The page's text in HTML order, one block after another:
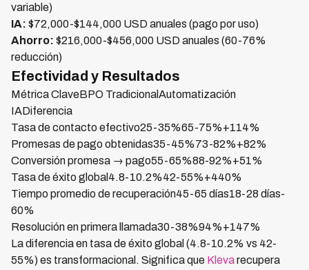
variable)
IA: $72,000-$144,000 USD anuales (pago por uso)
Ahorro: $216,000-$456,000 USD anuales (60-76%
reducción)
Efectividad y Resultados
Métrica ClaveBPO TradicionalAutomatización
IADiferencia
Tasa de contacto efectivo25-35%65-75%+114%
Promesas de pago obtenidas35-45%73-82%+82%
Conversión promesa → pago55-65%88-92%+51%
Tasa de éxito global4.8-10.2%42-55%+440%
Tiempo promedio de recuperación45-65 días18-28 días-
60%
Resolución en primera llamada30-38%94%+147%
La diferencia en tasa de éxito global (4.8-10.2% vs 42-
55%) es transformacional. Significa que Klevarecupera